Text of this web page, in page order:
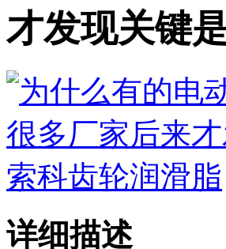
才发现关键
详细描述